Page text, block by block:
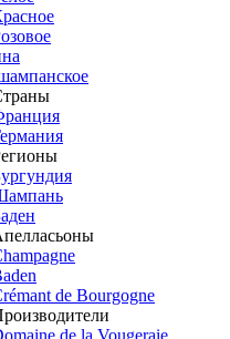
de Bourgogne
de la Vougeraie